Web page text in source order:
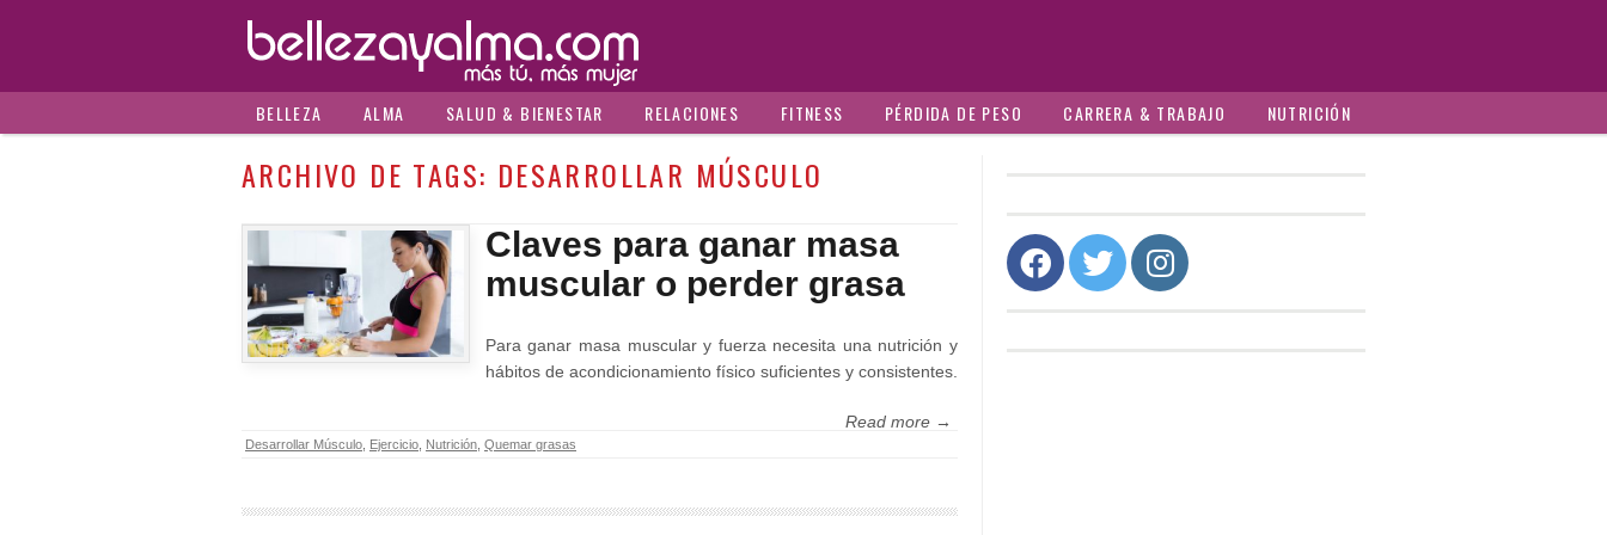
BELLEZA ALMA SALUD & BIENESTAR RELACIONES FITNESS PÉRDIDA DE PESO CARRERA & TRABAJO NUTRICIÓN
ARCHIVO DE TAGS: DESARROLLAR MÚSCULO
Claves para ganar masa
muscular o perder grasa
Para ganar masa muscular y fuerza necesita una nutrición y
hábitos de acondicionamiento físico suficientes y consistentes.
Read more →
Desarrollar Músculo Ejercicio Nutrición Quemar grasas